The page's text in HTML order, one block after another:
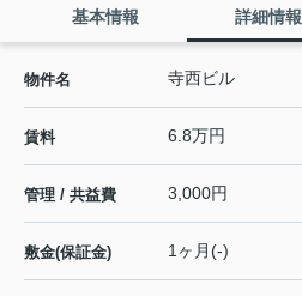
基本情報 詳細情報
物件名 寺西ビル
賃料 6.8万円
管理 / 共益費 3,000円
敷金(保証金) 1ヶ月(-)